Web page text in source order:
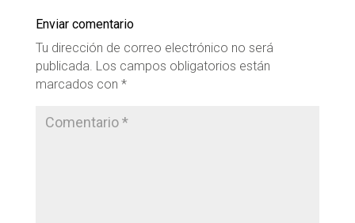
Enviar comentario
Tu dirección de correo electrónico no será
publicada. Los campos obligatorios están
marcados con *